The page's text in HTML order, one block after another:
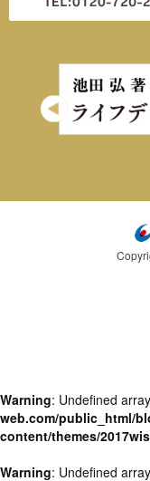
Warning: Undefined
web.com/public_html/
content/themes/
Warning: Undefined